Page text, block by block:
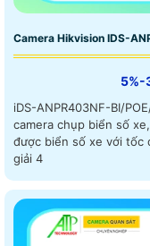
Camera Hikvision IDS-
5%-
iDS-ANPR403NF-BI/
camera chụp biển số
được biển số xe với tốc
giải 4